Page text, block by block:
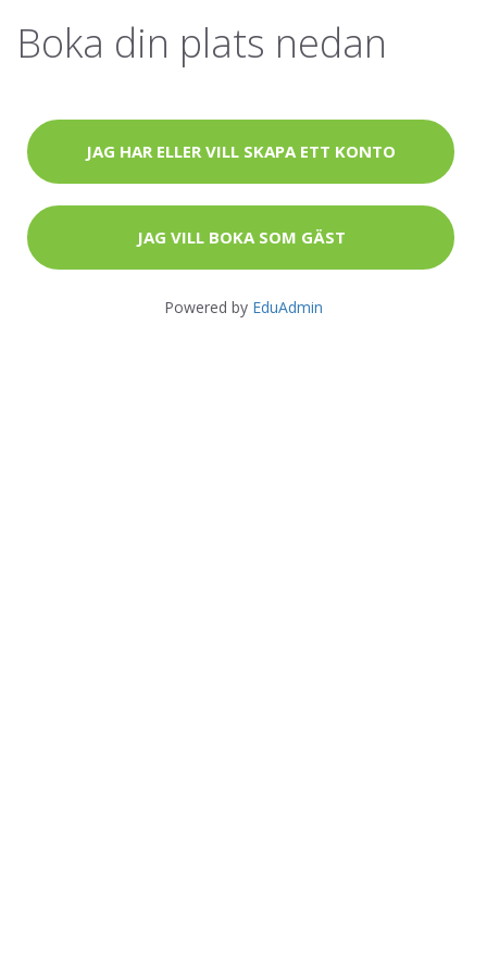
Boka din plats nedan
JAG HAR ELLER VILL SKAPA ETT KONTO
JAG VILL BOKA SOM GÄST
Powered by EduAdmin